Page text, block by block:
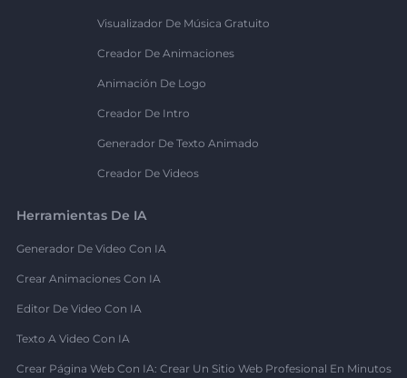
Visualizador De Música Gratuito
Creador De Animaciones
Animación De Logo
Creador De Intro
Generador De Texto Animado
Creador De Videos
Herramientas De IA
Generador De Video Con IA
Crear Animaciones Con IA
Editor De Video Con IA
Texto A Video Con IA
Crear Página Web Con IA: Crear Un Sitio Web Profesional En Minutos